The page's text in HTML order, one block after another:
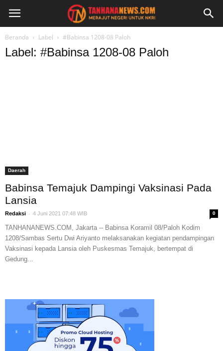
Beranda Label #Babinsa 1208-08 Paloh
Label: #Babinsa 1208-08 Paloh
Daerah
Babinsa Temajuk Dampingi Vaksinasi Pada
Lansia
Redaksi - 4 Juni 2021 07:48 WIB 0
TANHANANEWS.COM, Jakarta -- Babinsa Koramil 08/Paloh Kodim
1208/Sambas Sertu Dwi Ariyanto melaksanakan kegiatan pendampingan
Vaksinasi kepada Lansia oleh Puskesmas Temajuk, bertempat di
Gedung...